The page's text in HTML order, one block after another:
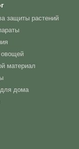
защиты растений
материал
дома